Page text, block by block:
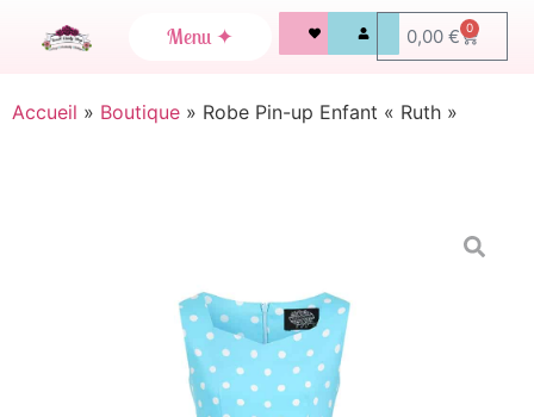
0,00 € 0
Accueil » Boutique » Robe Pin-up Enfant « Ruth »